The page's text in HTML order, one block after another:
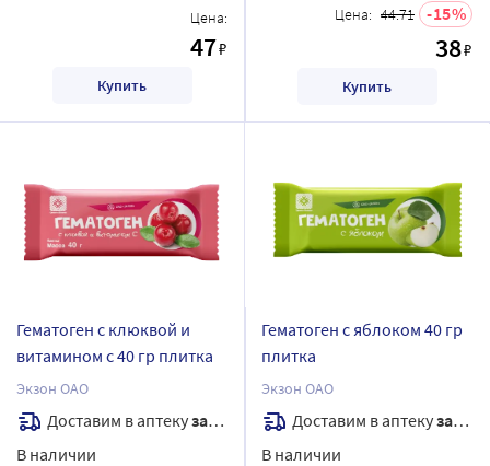
Цена:
47₽
Купить
Цена: 44.71 15
38₽
Купить
Гематоген с клюквой и
витамином с 40 гр плитка
Экзон ОАО
Доставим в аптекузавтра
В наличии
Гематоген с яблоком 40 гр
плитка
Экзон ОАО
Доставим в аптекузавтра
В наличии